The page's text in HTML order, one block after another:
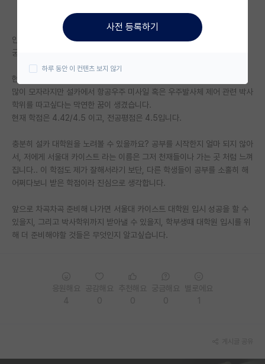
미국 대학원 합격 후기 게시판
대학원생 모집 게시판
연구실(PI) 홍보 게시판
석박사 채용 정보 게시판
학부 인턴 게시판
취업 게시판
임용 후기 게시판
PI 전용 게시판
안녕하세요.
궁금한 것이 있어, 처음으로 김박사넷에 글을 남겨봅니다.
현재 세종대학교 우주항공공학전공 2학년 1학기 재학중인 학부생입니다.
많이 모자라지만 설카에서 항공우주 미사일 혹은 우주발사체 제어 관련 박사
학위를 따고싶다는 막연한 꿈이 생겼습니다.
현재 학점은 4.42/4.5 이고, 전공평점은 4.5입니다.
충분히 설카 대학원을 노려볼 수 있을까요? 공부를 시작한지 얼마 되지 않아
서, 저에게 서울대 카이스트 라는 이름은 그저 천재들이나 가는 곳 처럼 느껴
집니다.. 이 학점도 제가 잘해서라기 보단, 다른 학생들이 공부를 소홀히 해
어쩌다보니 받은 학점이라 진심으로 생각합니다.
앞으로 차곡차곡 준비해 나가면 서울대 카이스트 대학원 입시 성공을 할 수
있을지, 그리고 박사학위까지 받아낼 수 있을지, 학부생때 대학원 입시를 위
해 더 준비해야할 것들은 무엇인지 알고싶습니다.
사전 등록하기
하루 동안 이 컨텐츠 보지 않기